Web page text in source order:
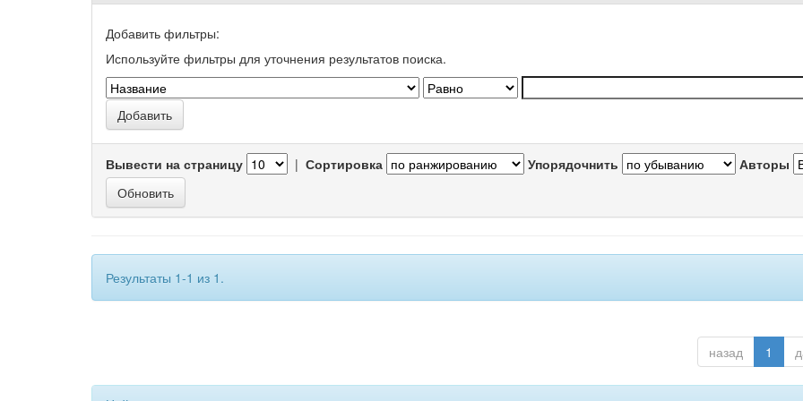
Добавить фильтры:
Используйте фильтры для уточнения результатов поиска.
Вывести на страницу | Сортировка Упорядочнить Авторы
Результаты 1-1 из 1.
назад 1